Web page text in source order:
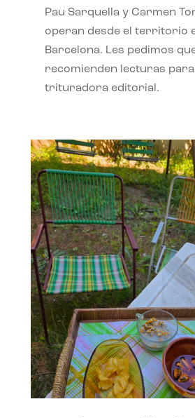
Pau Sarquella y Carmen
operan desde el territorio
Barcelona. Les pedimos
recomienden lecturas
trituradora editorial.